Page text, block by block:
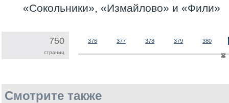
«Сокольники», «Измайлово» и «Фили»
750
страниц
376 377 378 379 380
Смотрите также